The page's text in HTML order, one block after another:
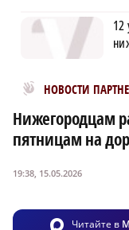
12
НОВОСТИ
Новости
Нижегородцам
пятницам на
19:38, 15.05.2026
Читайте в